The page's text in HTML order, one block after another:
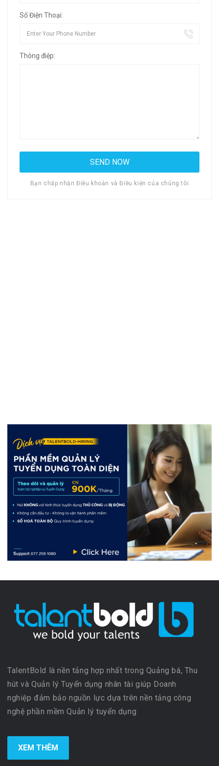
Số Điện Thoại:
Thông điệp:
Bạn chấp nhận Điều khoản và Điều kiện của chúng tôi
TalentBold là nền tảng hợp nhất trong Quảng bá, Thu
hút và Quản lý Tuyển dụng nhân tài giúp Doanh
nghiệp đảm bảo nguồn lực dựa trên nền tảng công
nghệ phần mềm Quản lý tuyển dụng
XEM THÊM